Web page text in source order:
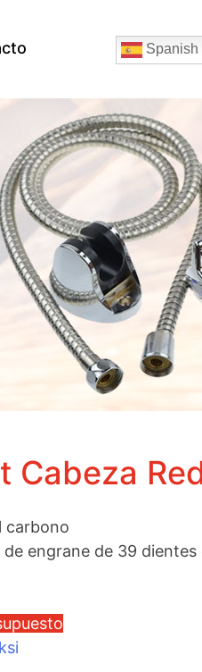
Spanish
Cabeza
carbono
de engrane de 39